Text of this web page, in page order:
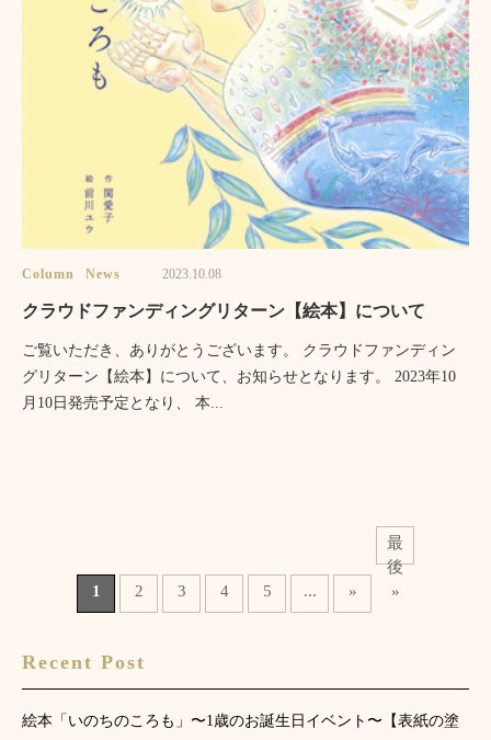
Column News 2023.10.08
クラウドファンディングリターン【絵本】について
ご覧いただき、ありがとうございます。 クラウドファンディン
グリターン【絵本】について、お知らせとなります。 2023年10
月10日発売予定となり、 本...
1 2 3 4 5 ... »
最
後
»
Recent Post
絵本「いのちのころも」〜1歳のお誕生日イベント〜【表紙の塗